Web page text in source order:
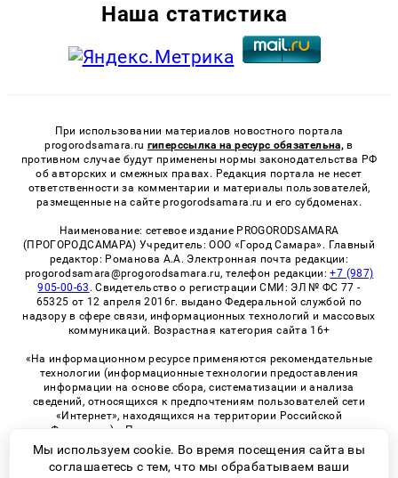
Наша статистика
При использовании материалов новостного портала
progorodsamara.ru гиперссылка на ресурс обязательна, в
противном случае будут применены нормы законодательства РФ
об авторских и смежных правах. Редакция портала не несет
ответственности за комментарии и материалы пользователей,
размещенные на сайте progorodsamara.ru и его субдоменах.
Наименование: сетевое издание PROGORODSAMARA
(ПРОГОРОДСАМАРА) Учредитель: ООО «Город Самара». Главный
редактор: Романова А.А. Электронная почта редакции:
progorodsamara@progorodsamara.ru, телефон редакции:+7 (987)
905-00-63 . Свидетельство о регистрации СМИ: ЭЛ № ФС 77 -
65325 от 12 апреля 2016г. выдано Федеральной службой по
надзору в сфере связи, информационных технологий и массовых
коммуникаций. Возрастная категория сайта 16+
«На информационном ресурсе применяются рекомендательные
технологии (информационные технологии предоставления
информации на основе сбора, систематизации и анализа
сведений, относящихся к предпочтениям пользователей сети
«Интернет», находящихся на территории Российской
Федерации)». Правила применения рекомендательных
технологий в виджетах рекламно-обменной сети
«СМИ2» (PDF)
Мы используем cookie. Во время посещения сайта вы
соглашаетесь с тем, что мы обрабатываем ваши